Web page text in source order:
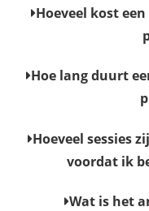
Hoeveel kost
Hoe lang duurt
Hoeveel sessies
voordat ik
Wat is het